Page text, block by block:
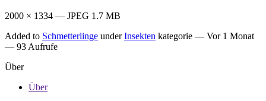
2000 × 1334 — JPEG 1.7 MB
Added to Schmetterlinge underInsekten kategorie — Vor 1 Monat
— 93 Aufrufe
Über
Über